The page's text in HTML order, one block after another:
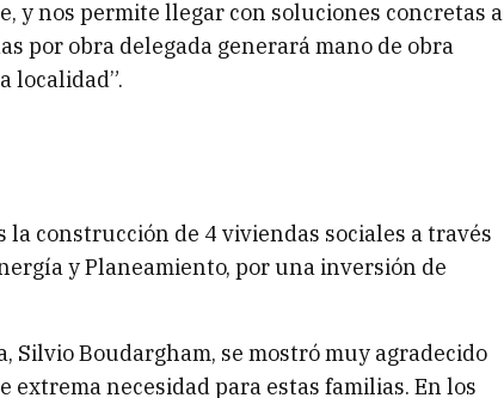
y nos permite llegar con soluciones concretas a
por obra delegada generará mano de obra
localidad”.
construcción de 4 viviendas sociales a través
y Planeamiento, por una inversión de
Silvio Boudargham, se mostró muy agradecido
extrema necesidad para estas familias. En los